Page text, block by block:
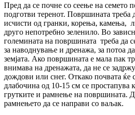
Пред да се почне со сеење на семето
подготви теренот. Површината треба
исчисти од гранки, корења, камења,
друго непотребно зеленило. Во
големината на површината треба да
за наводнување и дренажа, за потоа
земјата. Ако површината е мала пак
внимава на дренажата, да не се
дождови или снег. Откако почвата ќе
длабочина од 10-15 см се простапува
грутките и рамнење на површината.
рамнењето да се направи со ваљак.